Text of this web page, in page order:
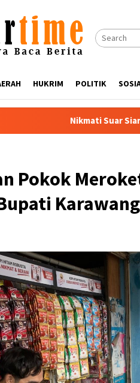
HUKRIM POLITIK
Siar Festival 2026 Lebih
Pokok